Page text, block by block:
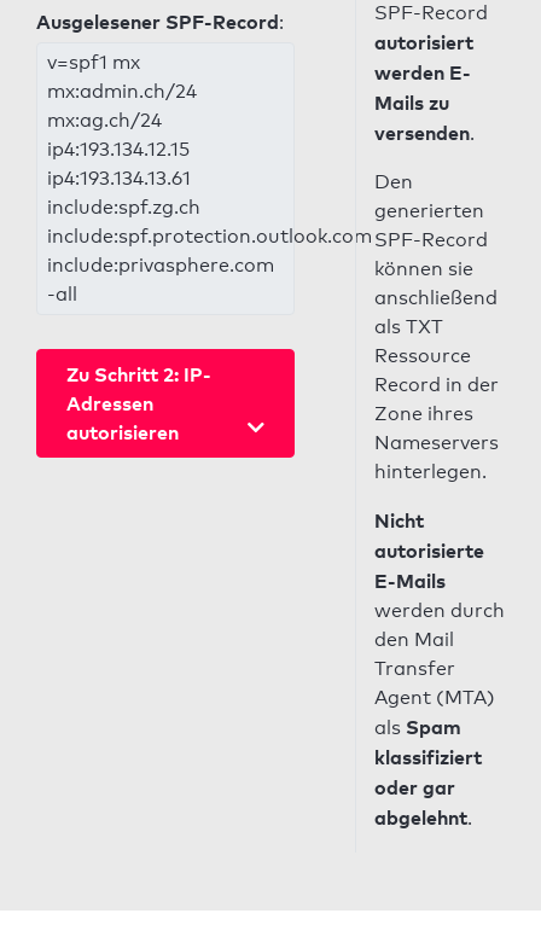
Ausgelesener SPF-Record:
v=spf1 mx
mx:admin.ch/24
mx:ag.ch/24
ip4:193.134.12.15
ip4:193.134.13.61
include:spf.zg.ch
include:spf.protection.outlook.com
include:privasphere.com
-all
Zu Schritt 2: IP-
Adressen
autorisieren
SPF-Record
autorisiert
werden E-
Mails zu
versenden.
Den
generierten
SPF-Record
können sie
anschließend
als TXT
Ressource
Record in der
Zone ihres
Nameservers
hinterlegen.
Nicht
autorisierte
E-Mails
werden durch
den Mail
Transfer
Agent (MTA)
als Spam
klassifiziert
oder gar
abgelehnt.